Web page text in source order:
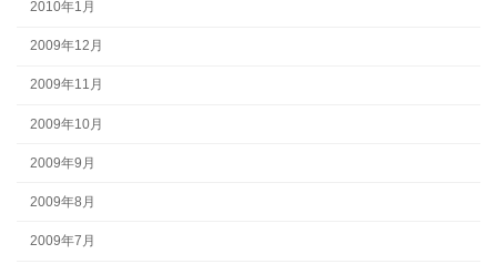
2010年1月
2009年12月
2009年11月
2009年10月
2009年9月
2009年8月
2009年7月